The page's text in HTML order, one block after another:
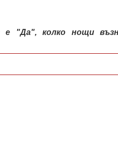
център, Русе
е "Да", колко нощи